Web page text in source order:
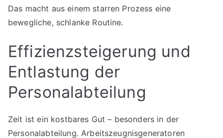
Das macht aus einem starren Prozess eine
bewegliche, schlanke Routine.
Effizienzsteigerung und
Entlastung der
Personalabteilung
Zeit ist ein kostbares Gut – besonders in der
Personalabteilung. Arbeitszeugnisgeneratoren